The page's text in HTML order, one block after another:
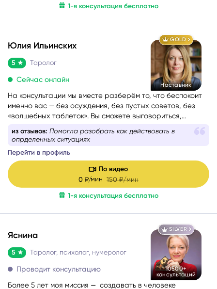
1-я консультация бесплатно
GOLD
Наставник
Юлия Ильинских
5 Таролог
Сейчас онлайн
На консультации мы вместе разберём то, что беспокоит
именно вас — без осуждения, без пустых советов, без
«волшебных таблеток». Вы сможете выговориться,
услышать себя и понять, куда двигаться дальше. Если вам
сейчас тяжело, тревожно или вы просто запутались — я
вперёд.
Моя задача — мягко и бережно провести вас сквозь
сомнения, страхи и переживания, чтобы вы снова
почувствовали уверенность, спокойствие и любовь к
из отзывов: Помогла разобрать как действовать в
опрделенных ситуациях
Перейти в профиль
По видео
0 ₽/мин150 ₽/мин
1-я консультация бесплатно
SILVER
10500+
консультаций
Яснина
5 Таролог, психолог, нумеролог
Проводит консультацию
Более 5 лет моя миссия — создавать в человеке